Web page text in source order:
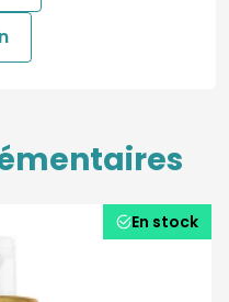
En stock